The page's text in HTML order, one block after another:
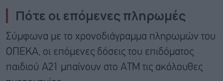
Πότε οι επόμενες πληρωμές
Σύμφωνα με το χρονοδιάγραμμα πληρωμών του
ΟΠΕΚΑ, οι επόμενες δόσεις του επιδόματος
παιδιού Α21 μπαίνουν στο ΑΤΜ τις ακόλουθες